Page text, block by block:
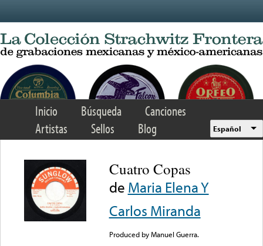
Inicio Búsqueda
Canciones
Artistas
Sellos Blog Español
Cuatro Copas
de Maria Elena Y
Carlos Miranda
Produced by Manuel Guerra.